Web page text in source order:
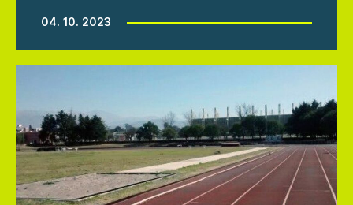
04. 10. 2023